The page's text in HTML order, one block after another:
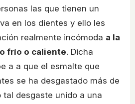
las que tienen un
en los dientes y ello les
realmente incómoda a la
frío o caliente. Dicha
a a que el esmalte que
se ha desgastado más de
desgaste unido a una